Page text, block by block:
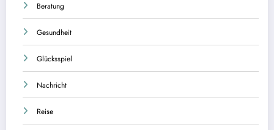
Beratung
Gesundheit
Glücksspiel
Nachricht
Reise